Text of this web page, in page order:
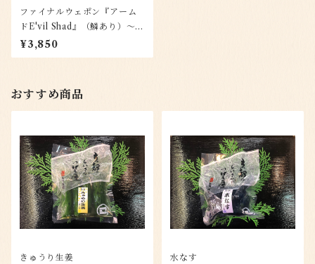
ファイナルウェポン『アーム
ドE'vil Shad』（鱗あり）～き
ゅうり生姜～(新町三宅オリカ
ラ）単体販売
¥3,850
おすすめ商品
きゅうり生姜 水なす